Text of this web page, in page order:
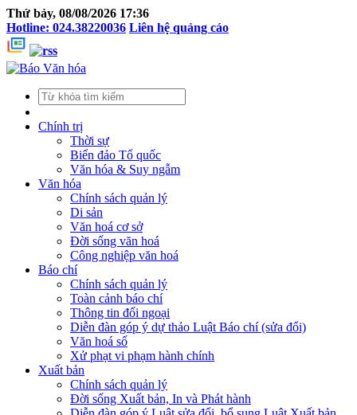
Thứ bảy, 08/08/2026 17:36
Hotline: 024.38220036 Liên hệ quảng cáo
Chính trị
Thời sự
Biển đảo Tổ quốc
Văn hóa & Suy ngẫm
Văn hóa
Chính sách quản lý
Di sản
Văn hoá cơ sở
Đời sống văn hoá
Công nghiệp văn hoá
Báo chí
Chính sách quản lý
Toàn cảnh báo chí
Thông tin đối ngoại
Diễn đàn góp ý dự thảo Luật Báo chí (sửa đổi)
Văn hoá số
Xử phạt vi phạm hành chính
Xuất bản
Chính sách quản lý
Đời sống Xuất bản, In và Phát hành